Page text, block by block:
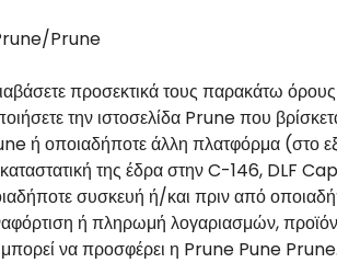
Prune
προσεκτικά τους παρακάτω
την ιστοσελίδα Prune που
ή οποιαδήποτε άλλη πλατφόρμα
της έδρα στην C-146, DLF
συσκευή ή/και πριν από
ή πληρωμή λογαριασμών,
να προσφέρει η Prune Pune Prune.